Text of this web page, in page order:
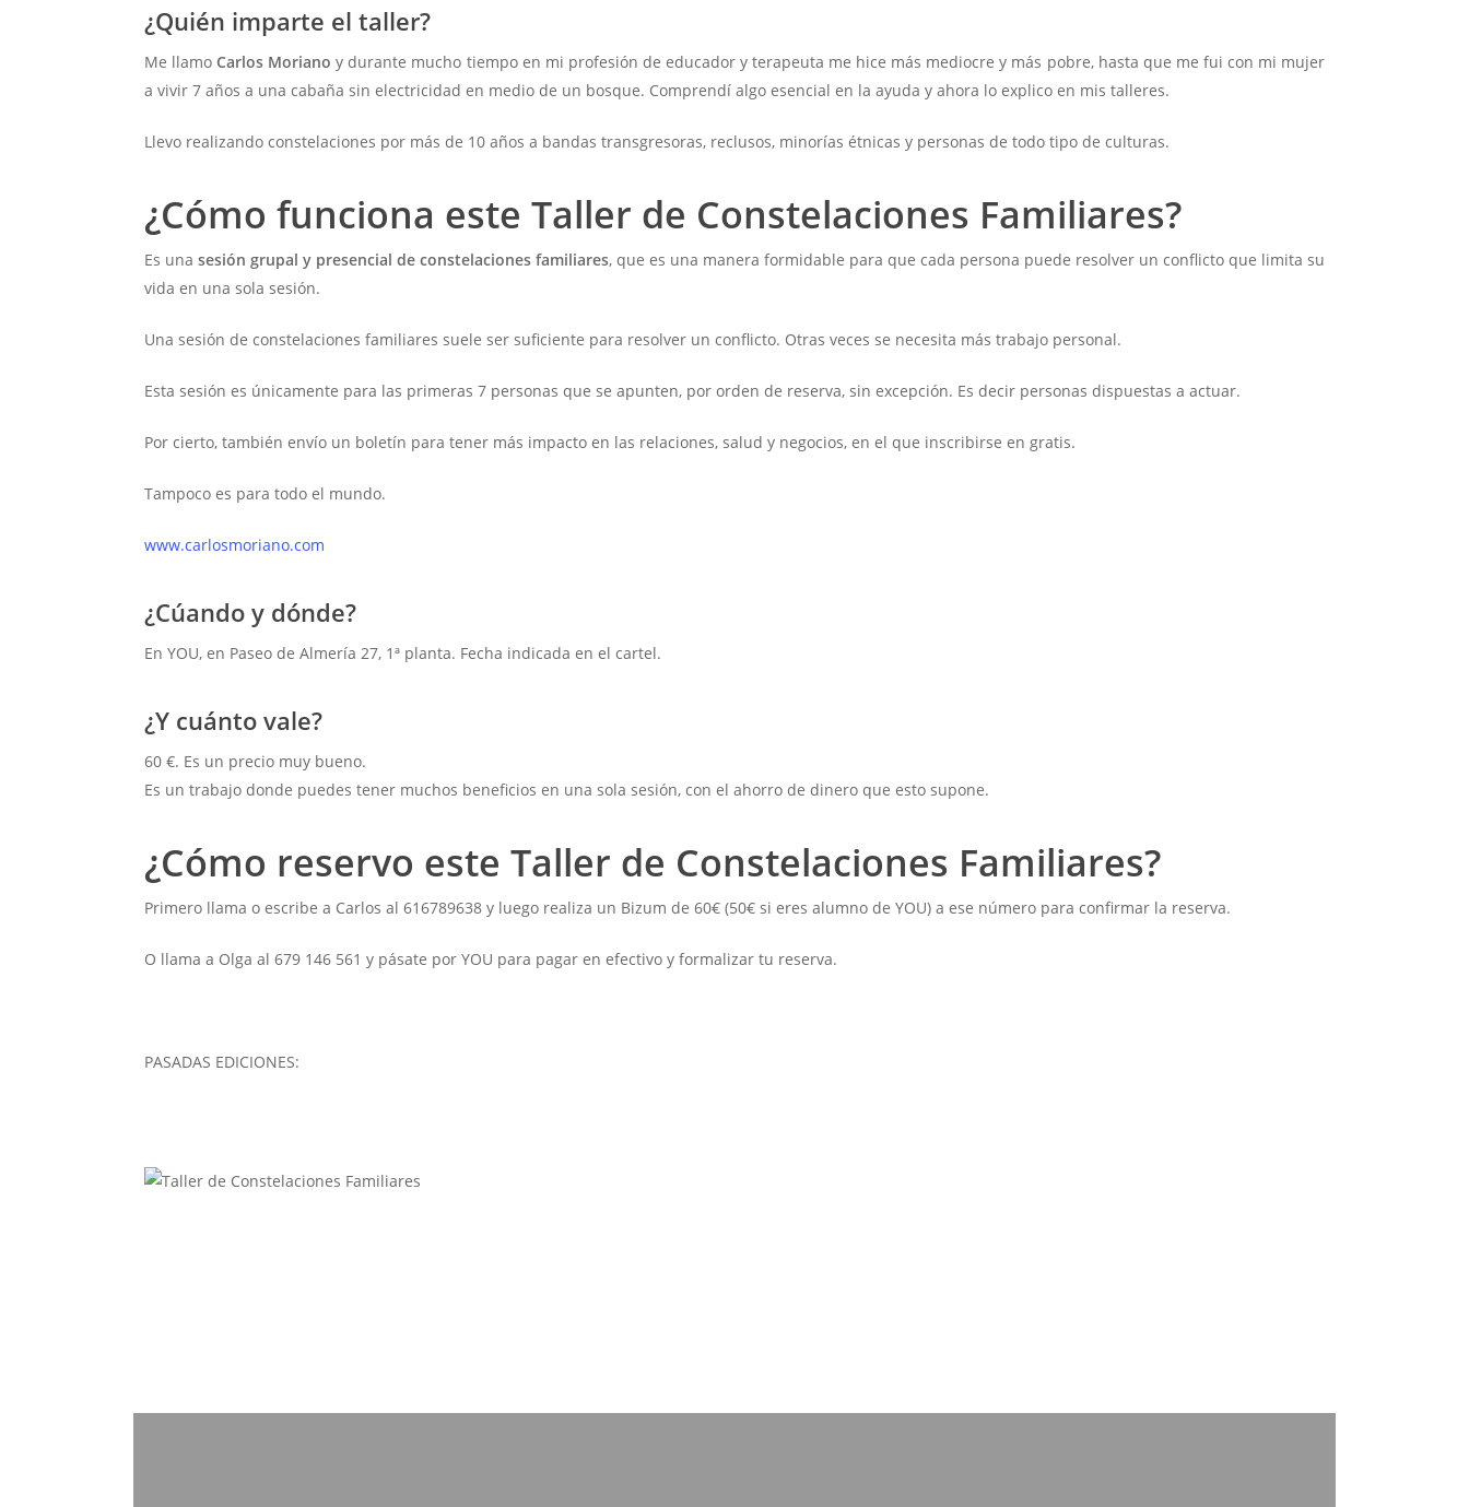
¿Quién imparte el taller?
Me llamo Carlos Moriano y durante mucho tiempo en mi profesión de educador y terapeuta me hice más mediocre y más pobre, hasta que me fui con mi mujer
a vivir 7 años a una cabaña sin electricidad en medio de un bosque. Comprendí algo esencial en la ayuda y ahora lo explico en mis talleres.
Llevo realizando constelaciones por más de 10 años a bandas transgresoras, reclusos, minorías étnicas y personas de todo tipo de culturas.
¿Cómo funciona este Taller de Constelaciones Familiares?
Es una sesión grupal y presencial de constelaciones familiares, que es una manera formidable para que cada persona puede resolver un conflicto que limita su
vida en una sola sesión.
Una sesión de constelaciones familiares suele ser suficiente para resolver un conflicto. Otras veces se necesita más trabajo personal.
Esta sesión es únicamente para las primeras 7 personas que se apunten, por orden de reserva, sin excepción. Es decir personas dispuestas a actuar.
Por cierto, también envío un boletín para tener más impacto en las relaciones, salud y negocios, en el que inscribirse en gratis.
Tampoco es para todo el mundo.
www.carlosmoriano.com
¿Cúando y dónde?
En YOU, en Paseo de Almería 27, 1ª planta. Fecha indicada en el cartel.
¿Y cuánto vale?
60 €. Es un precio muy bueno.
Es un trabajo donde puedes tener muchos beneficios en una sola sesión, con el ahorro de dinero que esto supone.
¿Cómo reservo este Taller de Constelaciones Familiares?
Primero llama o escribe a Carlos al 616789638 y luego realiza un Bizum de 60€ (50€ si eres alumno de YOU) a ese número para confirmar la reserva.
O llama a Olga al 679 146 561 y pásate por YOU para pagar en efectivo y formalizar tu reserva.
PASADAS EDICIONES: